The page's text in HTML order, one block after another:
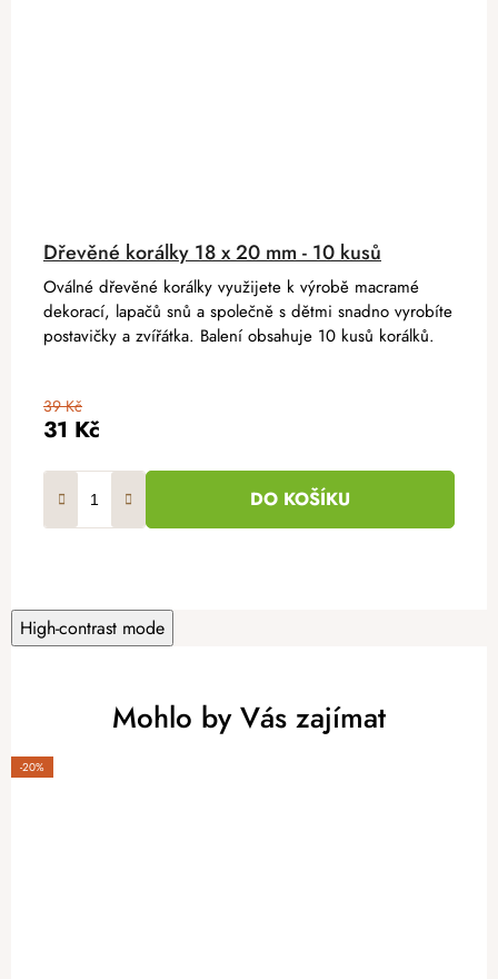
Dřevěné korálky 18 x 20 mm - 10 kusů
31 Kč
39 Kč
DO KOŠÍKU
Oválné dřevěné korálky využijete k výrobě macramé
dekorací, lapačů snů a společně s dětmi snadno vyrobíte
postavičky a zvířátka. Balení obsahuje 10 kusů korálků.
High-contrast mode
Mohlo by Vás zajímat
-20%